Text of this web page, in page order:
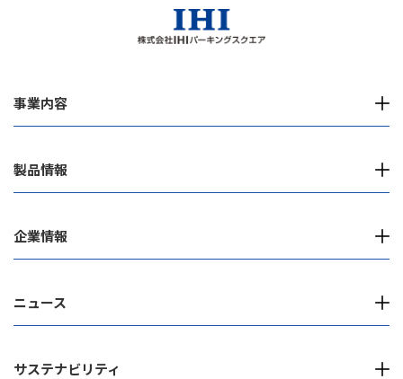
事業内容
製品情報
企業情報
ニュース
サステナビリティ